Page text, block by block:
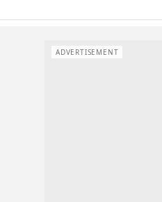
ADVERTISEMENT